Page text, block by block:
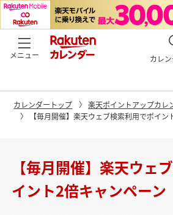
メニュー カレ
カレンダートップ
楽天ポイントアップカレ
【毎月開催】楽天ウェブ検索利用でポイン
【毎月開催】楽天ウェ
イント2倍キャンペーン